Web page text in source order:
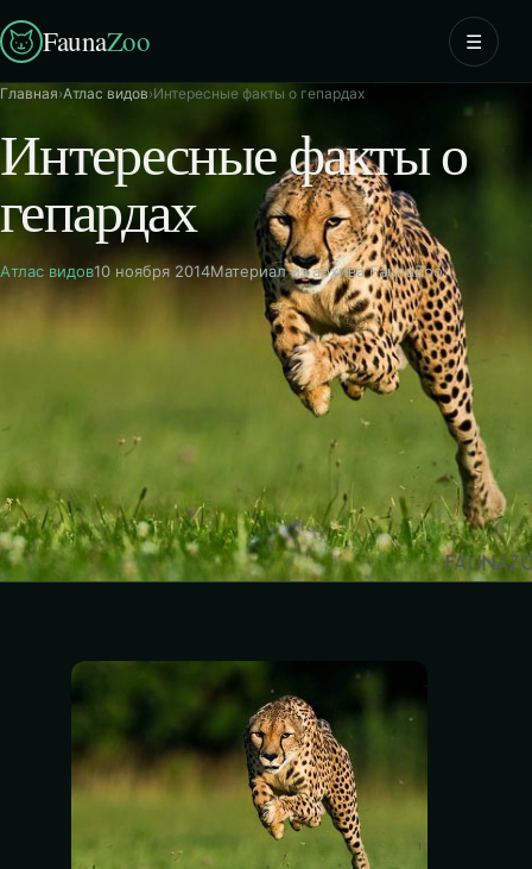
FaunaZoo ☰
Главная›Атлас видов›Интересные факты о гепардах
Интересные факты о
гепардах
Атлас видов10 ноября 2014Материал из архива FaunaZoo